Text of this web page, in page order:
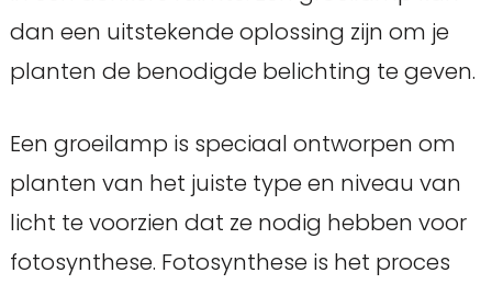
dan een uitstekende oplossing zijn om je
planten de benodigde belichting te geven.
Een groeilamp is speciaal ontworpen om
planten van het juiste type en niveau van
licht te voorzien dat ze nodig hebben voor
fotosynthese. Fotosynthese is het proces